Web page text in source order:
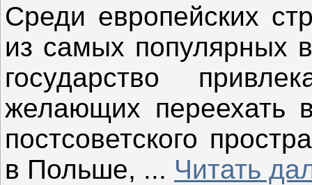
Среди европейских
из самых популярных
государство
желающих переехать
постсоветского
в Польше, ... Читать